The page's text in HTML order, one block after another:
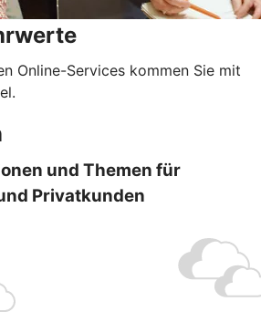
Online-Services kommen Sie mit
und Themen für
Privatkunden